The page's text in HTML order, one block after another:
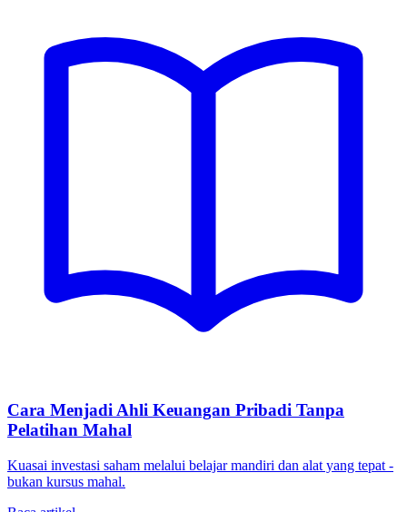
Cara Menjadi Ahli Keuangan Pribadi Tanpa
Pelatihan Mahal
Kuasai investasi saham melalui belajar mandiri dan alat yang tepat -
bukan kursus mahal.